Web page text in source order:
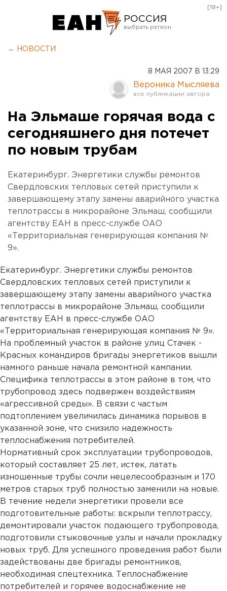
РОССИЯ
Оренбург
[18+]
← НОВОСТИ
8 МАЯ 2007 В 13:29
Вероника Мысляева
На Эльмаше горячая вода с
сегодняшнего дня потечет
по новым трубам
Екатеринбург. Энергетики службы ремонтов
Свердловских тепловых сетей приступили к
завершающему этапу замены аварийного участка
теплотрассы в микрорайоне Эльмаш, сообщили
агентству ЕАН в пресс-службе ОАО
«Территориальная генерирующая компания №
9».
Екатеринбург. Энергетики службы ремонтов
Свердловских тепловых сетей приступили к
завершающему этапу замены аварийного участка
теплотрассы в микрорайоне Эльмаш, сообщили
агентству ЕАН в пресс-службе ОАО
«Территориальная генерирующая компания № 9».
На проблемный участок в районе улиц Стачек -
Красных командиров бригады энергетиков вышли
намного раньше начала ремонтной кампании.
Специфика теплотрассы в этом районе в том, что
трубопровод здесь подвержен воздействиям
«агрессивной среды». В связи с частым
подтоплением увеличилась динамика порывов в
указанной зоне, что снизило надежность
теплоснабжения потребителей.
Нормативный срок эксплуатации трубопроводов,
который составляет 25 лет, истек, латать
изношенные трубы сочли нецелесообразным и 170
метров старых труб полностью заменили на новые.
В течение недели энергетики провели все
подготовительные работы: вскрыли теплотрассу,
демонтировали участок подающего трубопровода,
подготовили стыковочные узлы и начали прокладку
новых труб. Для успешного проведения работ были
задействованы две бригады ремонтников,
необходимая спецтехника. Теплоснабжение
потребителей и горячее водоснабжение не